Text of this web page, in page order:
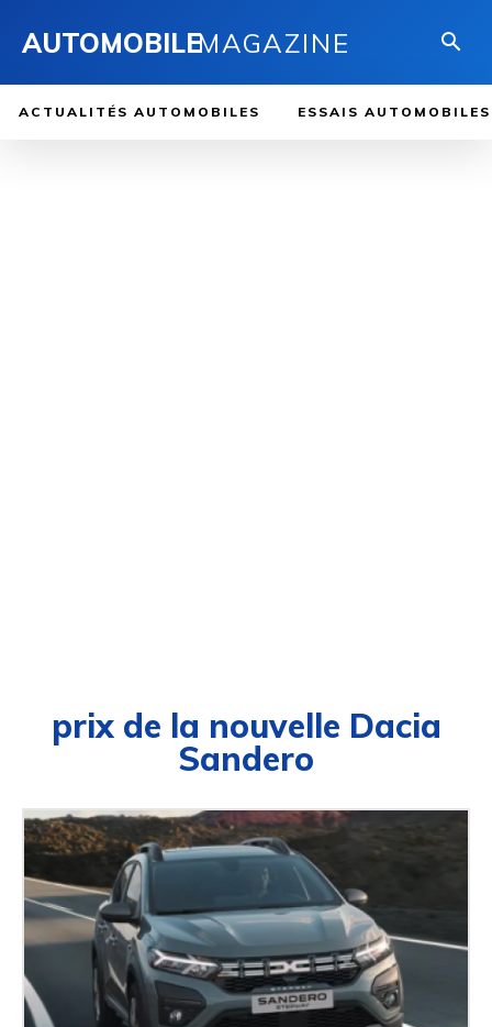
AUTOMOBILEMAGAZINE
ACTUALITÉS AUTOMOBILES ESSAIS AUTOMOBILES
prix de la nouvelle Dacia
Sandero